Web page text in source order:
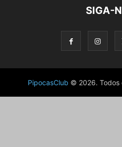
SIGA-
PipocasClub © 2026. Todos